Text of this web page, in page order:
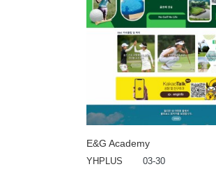
E&G Academy
YHPLUS 03-30